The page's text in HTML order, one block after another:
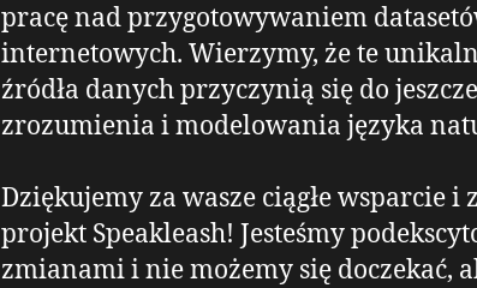
pracę nad przygotowywaniem
internetowych. Wierzymy, że te
źródła danych przyczynią się do
zrozumienia i modelowania języka
Dziękujemy za wasze ciągłe wsparcie i
projekt Speakleash! Jesteśmy
zmianami i nie możemy się doczekać,